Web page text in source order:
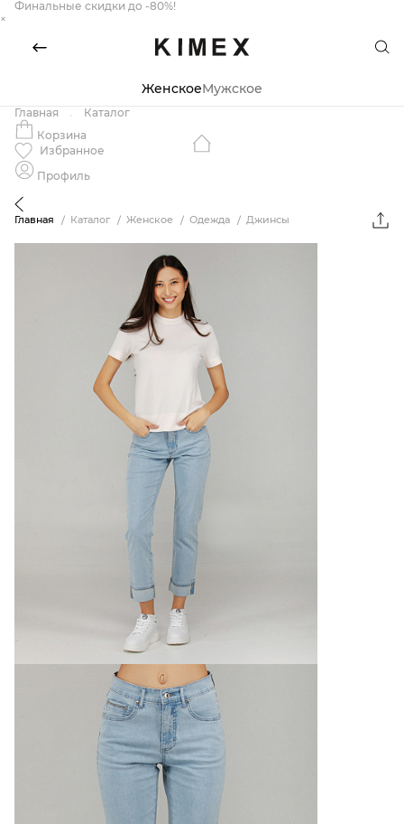
Финальные скидки до -80%!
×
ЖенскоеМужское
Главная
Каталог
Корзина
Избранное
Профиль
Главная Каталог Женское Одежда Джинсы